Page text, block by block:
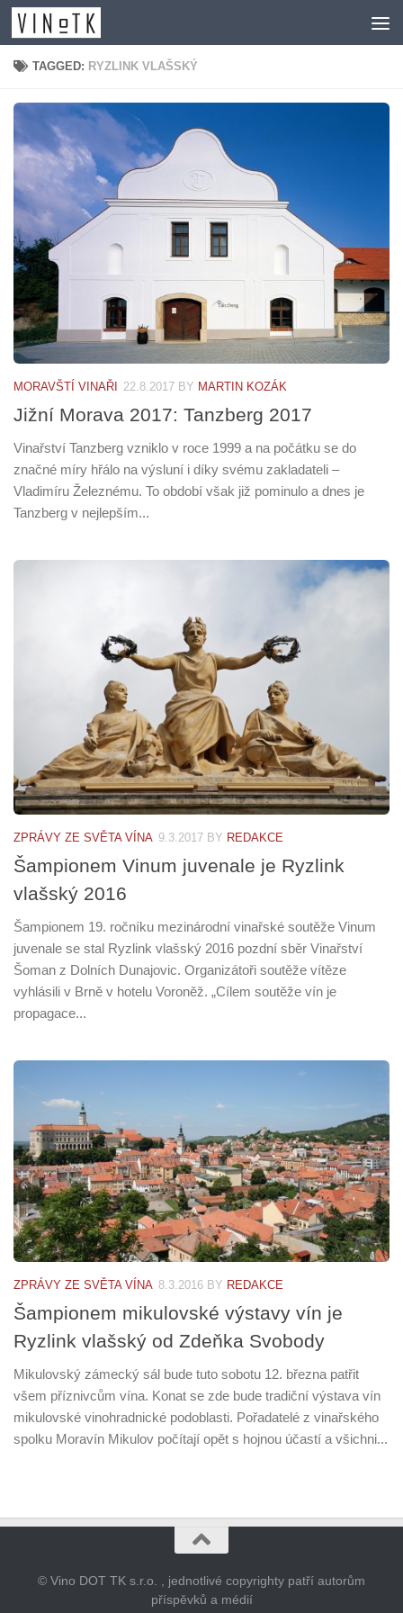
Skip to content
TAGGED: RYZLINK VLAŠSKÝ
MORAVŠTÍ VINAŘI 22.8.2017 BY MARTIN KOZÁK
Jižní Morava 2017: Tanzberg 2017
Vinařství Tanzberg vzniklo v roce 1999 a na počátku se do
značné míry hřálo na výsluní i díky svému zakladateli –
Vladimíru Železnému. To období však již pominulo a dnes je
Tanzberg v nejlepším...
ZPRÁVY ZE SVĚTA VÍNA 9.3.2017 BY REDAKCE
Šampionem Vinum juvenale je Ryzlink
vlašský 2016
Šampionem 19. ročníku mezinárodní vinařské soutěže Vinum
juvenale se stal Ryzlink vlašský 2016 pozdní sběr Vinařství
Šoman z Dolních Dunajovic. Organizátoři soutěže vítěze
vyhlásili v Brně v hotelu Voroněž. „Cílem soutěže vín je
propagace...
ZPRÁVY ZE SVĚTA VÍNA 8.3.2016 BY REDAKCE
Šampionem mikulovské výstavy vín je
Ryzlink vlašský od Zdeňka Svobody
Mikulovský zámecký sál bude tuto sobotu 12. března patřit
všem příznivcům vína. Konat se zde bude tradiční výstava vín
mikulovské vinohradnické podoblasti. Pořadatelé z vinařského
spolku Moravín Mikulov počítají opět s hojnou účastí a všichni...
© Vino DOT TK s.r.o. , jednotlivé copyrighty patří autorům
příspěvků a médií